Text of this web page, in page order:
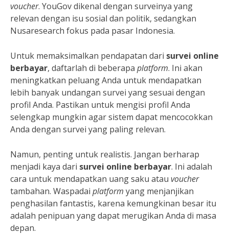
voucher. YouGov dikenal dengan surveinya yang
relevan dengan isu sosial dan politik, sedangkan
Nusaresearch fokus pada pasar Indonesia.
Untuk memaksimalkan pendapatan dari survei online
berbayar, daftarlah di beberapa platform. Ini akan
meningkatkan peluang Anda untuk mendapatkan
lebih banyak undangan survei yang sesuai dengan
profil Anda. Pastikan untuk mengisi profil Anda
selengkap mungkin agar sistem dapat mencocokkan
Anda dengan survei yang paling relevan.
Namun, penting untuk realistis. Jangan berharap
menjadi kaya dari survei online berbayar. Ini adalah
cara untuk mendapatkan uang saku atau voucher
tambahan. Waspadai platform yang menjanjikan
penghasilan fantastis, karena kemungkinan besar itu
adalah penipuan yang dapat merugikan Anda di masa
depan.